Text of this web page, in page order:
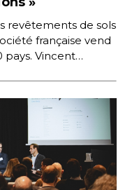
revêtements de sols
française vend
pays. Vincent